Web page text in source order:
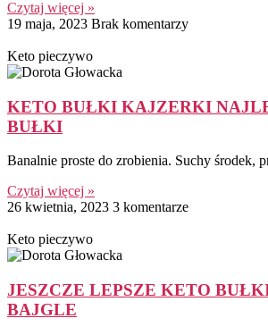
Czytaj więcej »
19 maja, 2023 Brak komentarzy
Keto pieczywo
KETO BUŁKI KAJZERKI
BUŁKI
Banalnie proste do zrobienia. Suchy środek,
Czytaj więcej »
26 kwietnia, 2023 3 komentarze
Keto pieczywo
JESZCZE LEPSZE KETO
BAJGLE